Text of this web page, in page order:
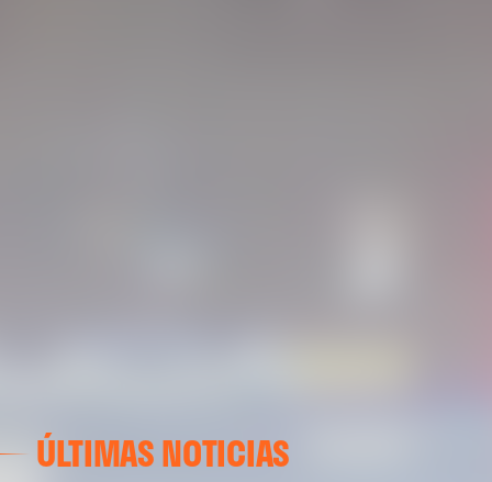
ÚLTIMAS NOTICIAS